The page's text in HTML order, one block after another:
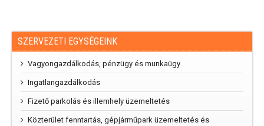
SZERVEZETI EGYSÉGEINK
Vagyongazdálkodás, pénzügy és munkaügy
Ingatlangazdálkodás
Fizető parkolás és illemhely üzemeltetés
Közterület fenntartás, gépjárműpark üzemeltetés és